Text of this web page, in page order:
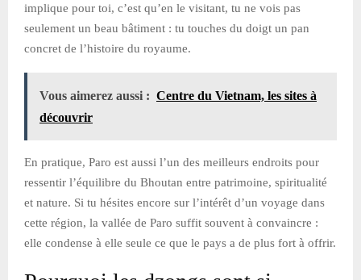
implique pour toi, c’est qu’en le visitant, tu ne vois pas
seulement un beau bâtiment : tu touches du doigt un pan
concret de l’histoire du royaume.
Vous aimerez aussi : Centre du Vietnam, les sites à
découvrir
En pratique, Paro est aussi l’un des meilleurs endroits pour
ressentir l’équilibre du Bhoutan entre patrimoine, spiritualité
et nature. Si tu hésites encore sur l’intérêt d’un voyage dans
cette région, la vallée de Paro suffit souvent à convaincre :
elle condense à elle seule ce que le pays a de plus fort à offrir.